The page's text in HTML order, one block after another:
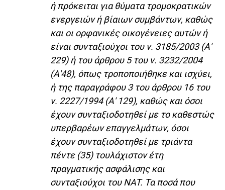
ή πρόκειται για θύματα τρομοκρατικών
ενεργειών ή βίαιων συμβάντων, καθώς
και οι ορφανικές οικογένειες αυτών ή
είναι συνταξιούχοι του ν. 3185/2003 (Α'
229) ή του άρθρου 5 του ν. 3232/2004
(Α'48), όπως τροποποιήθηκε και ισχύει,
ή της παραγράφου 3 του άρθρου 16 του
ν. 2227/1994 (Α' 129), καθώς και όσοι
έχουν συνταξιοδοτηθεί με το καθεστώς
υπερβαρέων επαγγελμάτων, όσοι
έχουν συνταξιοδοτηθεί με τριάντα
πέντε (35) τουλάχιστον έτη
πραγματικής ασφάλισης και
συνταξιούχοι του NAT. Τα ποσά που